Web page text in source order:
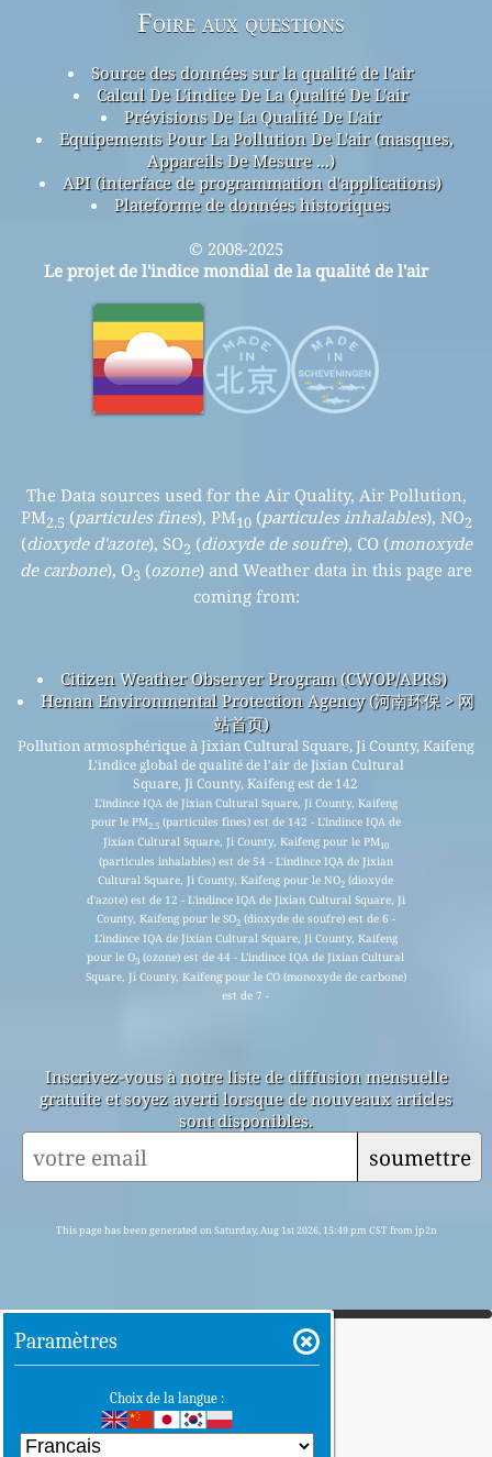
Foire aux questions
Source des données sur la qualité de l'air
Calcul De L'indice De La Qualité De L'air
Prévisions De La Qualité De L'air
Equipements Pour La Pollution De L'air (masques,
Appareils De Mesure ...)
API (interface de programmation d'applications)
Plateforme de données historiques
© 2008-2025
Le projet de l'indice mondial de la qualité de l'air
The Data sources used for the Air Quality, Air Pollution,
PM2.5 (particules fines), PM10(particules inhalables), NO2
(dioxyde d'azote), SO2 (dioxyde de soufre), CO (monoxyde
de carbone), O3 (ozone) and Weather data in this page are
coming from:
Citizen Weather Observer Program (CWOP/APRS)
Henan Environmental Protection Agency (河南环保 > 网
站首页)
Pollution atmosphérique à Jixian Cultural Square, Ji County, Kaifeng
L'indice global de qualité de l'air de Jixian Cultural
Square, Ji County, Kaifeng est de 142
L'indince IQA de Jixian Cultural Square, Ji County, Kaifeng
pour le PM2.5(particules fines) est de 142 - L'indince IQA de
Jixian Cultural Square, Ji County, Kaifeng pour le PM10
(particules inhalables) est de 54 - L'indince IQA de Jixian
Cultural Square, Ji County, Kaifeng pour le NO2 (dioxyde
d'azote) est de 12 - L'indince IQA de Jixian Cultural Square, Ji
County, Kaifeng pour le SO2(dioxyde de soufre) est de 6 -
L'indince IQA de Jixian Cultural Square, Ji County, Kaifeng
pour le O3 (ozone) est de 44 - L'indince IQA de Jixian Cultural
Square, Ji County, Kaifeng pour le CO (monoxyde de carbone)
est de 7 -
Inscrivez-vous à notre liste de diffusion mensuelle
gratuite et soyez averti lorsque de nouveaux articles
sont disponibles.
soumettre
This page has been generated on Saturday, Aug 1st 2026, 15:49 pm CST from jp2n
Paramètres
Choix de la langue :